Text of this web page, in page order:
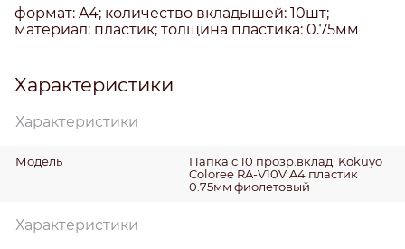
формат: A4; количество вкладышей: 10шт;
материал: пластик; толщина пластика: 0.75мм
Характеристики
Характеристики
Модель
Папка с 10 прозр.вклад. Kokuyo
Coloree RA-V10V A4 пластик
0.75мм фиолетовый
Характеристики